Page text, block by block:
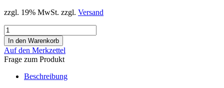
zzgl. 19% MwSt. zzgl. Versand
Auf den Merkzettel
Frage zum Produkt
Beschreibung